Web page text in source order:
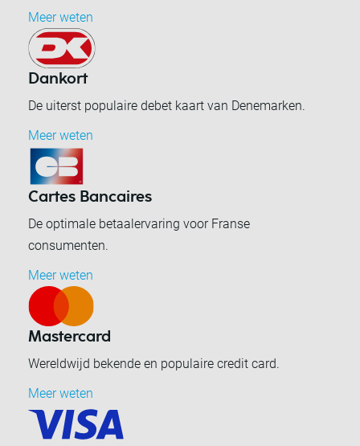
Meer weten
Dankort
De uiterst populaire debet kaart van Denemarken.
Meer weten
Cartes Bancaires
De optimale betaalervaring voor Franse
consumenten.
Meer weten
Mastercard
Wereldwijd bekende en populaire credit card.
Meer weten